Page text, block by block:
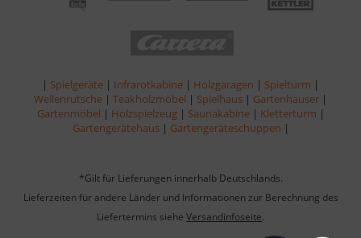
| Spielgeräte | Infrarotkabine | Holzgaragen | Spielturm |
Wellenrutsche | Teakholzmöbel | Spielhaus | Gartenhäuser |
Gartenmöbel | Holzspielzeug | Saunakabine | Kletterturm |
Gartengerätehaus | Gartengeräteschuppen |
*Gilt für Lieferungen innerhalb Deutschlands.
Lieferzeiten für andere Länder und Informationen zur Berechnung des
Liefertermins siehe Versandinfoseite.